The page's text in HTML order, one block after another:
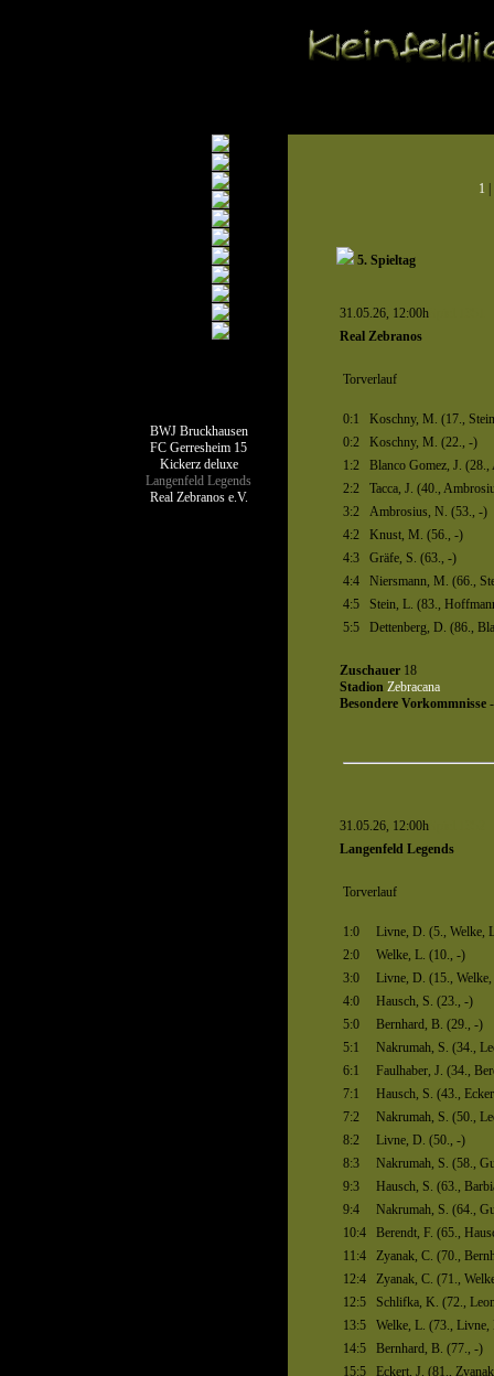
BWJ Bruckhausen
FC Gerresheim 15
Kickerz deluxe
Langenfeld Legends
Real Zebranos e.V.
1
5. Spieltag
31.05.26, 12:00hSpiel 1351
Real Zebranos
Torverlauf
0:1
Koschny, M. (17.,
0:2
Koschny, M. (22., -)
1:2
Blanco Gomez, J.
2:2
Tacca, J. (40.,
3:2
Ambrosius, N. (53., -)
4:2
Knust, M. (56., -)
4:3
Gräfe, S. (63., -)
4:4
Niersmann, M. (66.,
4:5
Stein, L. (83.,
5:5
Dettenberg, D. (86.,
Zuschauer18
Stadion Zebracana
Besondere Vorkommnisse-
31.05.26, 12:00hSpiel 1352
Langenfeld Legends
Torverlauf
1:0
Livne, D. (5., Welke,
2:0
Welke, L. (10., -)
3:0
Livne, D. (15.,
4:0
Hausch, S. (23., -)
5:0
Bernhard, B. (29., -)
5:1
Nakrumah, S. (34.,
6:1
Faulhaber, J. (34.,
7:1
Hausch, S. (43.,
7:2
Nakrumah, S. (50.,
8:2
Livne, D. (50., -)
8:3
Nakrumah, S. (58.,
9:3
Hausch, S. (63.,
9:4
Nakrumah, S. (64.,
10:4
Berendt, F. (65.,
11:4
Zyanak, C. (70.,
12:4
Zyanak, C. (71.,
12:5
Schlifka, K. (72.,
13:5
Welke, L. (73., Livne,
14:5
Bernhard, B. (77., -)
15:5
Eckert, J. (81.,